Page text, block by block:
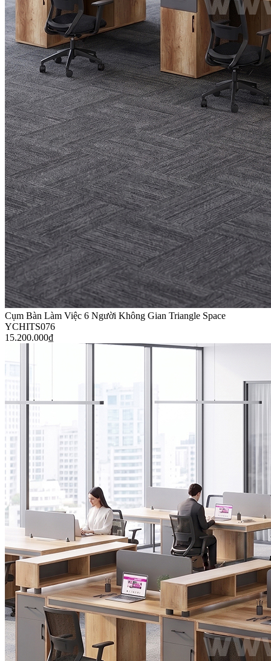
Cụm Bàn Làm Việc 6 Người Không Gian Triangle Space
YCHITS076
15.200.000₫